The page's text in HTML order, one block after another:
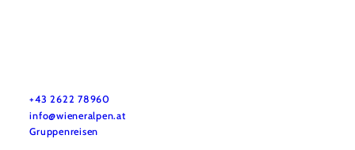
+43 2622 78960
info@wieneralpen.at
Gruppenreisen